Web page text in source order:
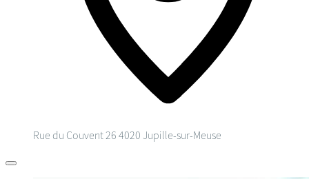
Rue du Couvent 26 4020 Jupille-sur-Meuse